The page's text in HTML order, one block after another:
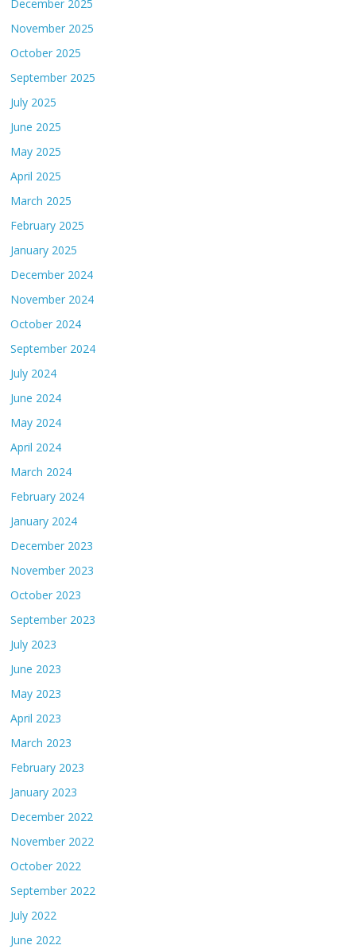
December 2025
November 2025
October 2025
September 2025
July 2025
June 2025
May 2025
April 2025
March 2025
February 2025
January 2025
December 2024
November 2024
October 2024
September 2024
July 2024
June 2024
May 2024
April 2024
March 2024
February 2024
January 2024
December 2023
November 2023
October 2023
September 2023
July 2023
June 2023
May 2023
April 2023
March 2023
February 2023
January 2023
December 2022
November 2022
October 2022
September 2022
July 2022
June 2022